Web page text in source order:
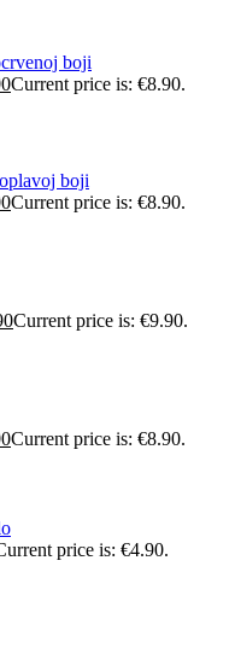
boji
Current price is: €8.90.
boji
Current price is: €8.90.
Current price is: €9.90.
Current price is: €8.90.
price is: €4.90.